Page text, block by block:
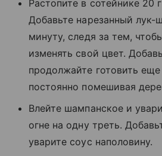
Растопите в сотейнике 20
Добавьте нарезанный лук-
минуту, следя за тем,
изменять свой цвет.
продолжайте готовить
постоянно помешивая
Влейте шампанское и
огне на одну треть.
уварите соус наполовину.